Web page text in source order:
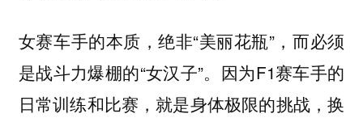
女赛车手的本质，绝非“美丽花瓶”，而必须
是战斗力爆棚的“女汉子”。因为F1赛车手的
日常训练和比赛，就是身体极限的挑战，换